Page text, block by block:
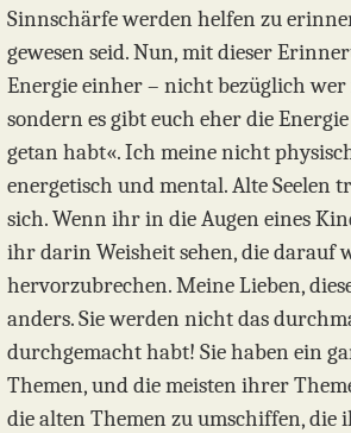
Sinnschärfe werden helfen zu
gewesen seid. Nun, mit dieser
Energie einher – nicht bezüglich wer
sondern es gibt euch eher die
getan habt«. Ich meine nicht
energetisch und mental. Alte Seelen
sich. Wenn ihr in die Augen eines
ihr darin Weisheit sehen, die darauf
hervorzubrechen. Meine Lieben,
anders. Sie werden nicht das
durchgemacht habt! Sie haben ein
Themen, und die meisten ihrer
die alten Themen zu umschiffen, die